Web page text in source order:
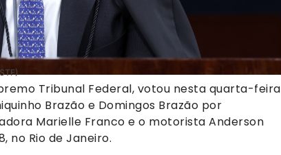
Tribunal Federal, votou nesta quarta-feira
Brazão e Domingos Brazão por
Marielle Franco e o motorista Anderson
no Rio de Janeiro.